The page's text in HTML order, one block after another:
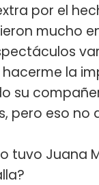
por el
mucho
hacerme la
su
pero eso no
tuvo Juana